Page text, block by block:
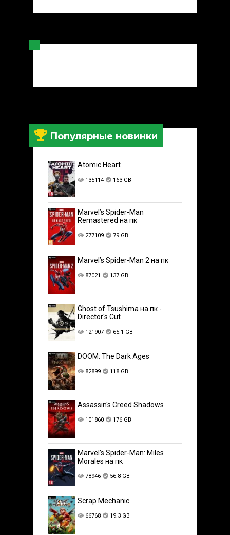
Популярные новинки
Atomic Heart
135114 163 GB
Marvel’s Spider-Man
Remastered на пк
277109 79 GB
Marvel’s Spider-Man 2 на пк
87021 137 GB
Ghost of Tsushima на пк -
Director's Cut
121907 65.1 GB
DOOM: The Dark Ages
82899 118 GB
Assassin's Creed Shadows
101860 176 GB
Marvel’s Spider-Man: Miles
Morales на пк
78946 56.8 GB
Scrap Mechanic
66768 19.3 GB